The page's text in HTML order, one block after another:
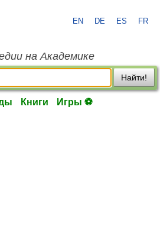
EN DE ES FR
на Академике
Найти!
Книги Игры ⚽